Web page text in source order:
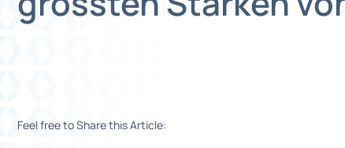
Feel free to Share this Article: